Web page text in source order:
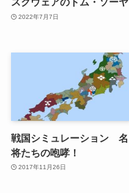
2022年7月7日
戦国シミュレーション 名
将たちの咆哮！
2017年11月26日